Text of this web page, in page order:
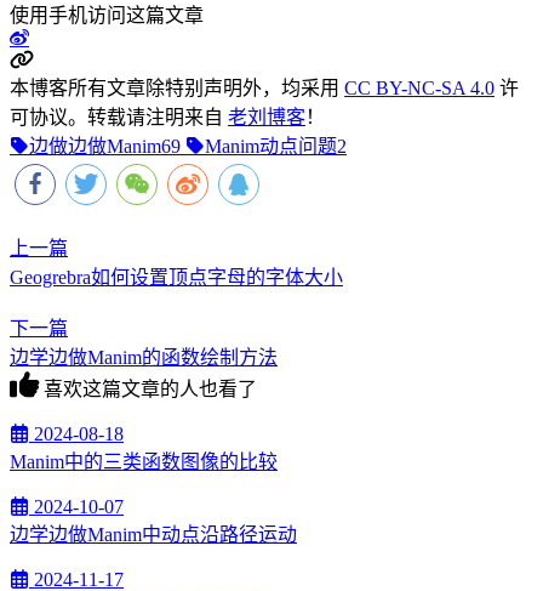
使用手机访问这篇文章
本博客所有文章除特别声明外，均采用 CC BY-NC-SA 4.0 许
可协议。转载请注明来自 老刘博客！
边做边做Manim69 Manim动点问题2
上一篇
Geogrebra如何设置顶点字母的字体大小
下一篇
边学边做Manim的函数绘制方法
喜欢这篇文章的人也看了
2024-08-18
Manim中的三类函数图像的比较
2024-10-07
边学边做Manim中动点沿路径运动
2024-11-17